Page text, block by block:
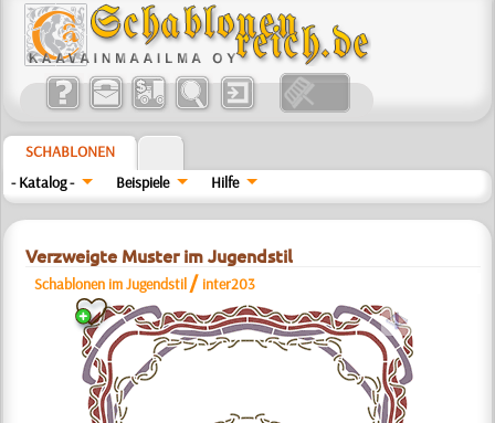
SCHABLONEN
- Katalog -
Beispiele Hilfe
Verzweigte Muster im Jugendstil
Schablonen im Jugendstil / inter203
a